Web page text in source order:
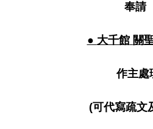
奉請
● 大千館 關
作主處
(可代寫疏文